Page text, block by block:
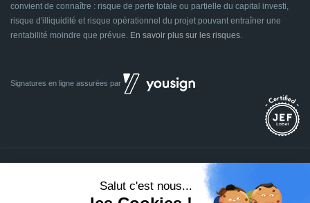
convient de connaître : risque de perte totale ou partielle du capital investi,
risque d'illiquidité et risque opérationnel du projet pouvant entraîner une
rentabilité moindre que prévue. En savoir plus sur les risques
Signatures en ligne assurées par